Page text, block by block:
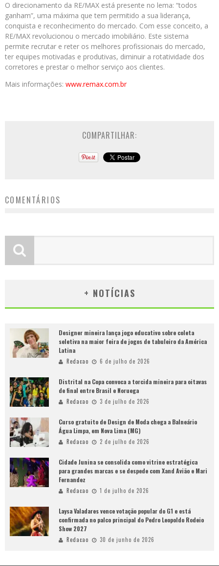
O direcionamento da RE/MAX está presente no lema: “todos
ganham”, uma máxima que tem permitido a sua liderança,
conquista e reconhecimento do mercado. Com esse conceito, a
RE/MAX revolucionou o mercado imobiliário. Este sistema
permite recrutar e reter os melhores profissionais do mercado,
ter equipes motivadas e produtivas, diminuir a rotatividade dos
corretores e prestar o melhor serviço aos clientes.
Mais informações: www.remax.com.br
COMPARTILHAR:
COMENTÁRIOS
+ NOTÍCIAS
Designer mineira lança jogo educativo sobre coleta
seletiva na maior feira de jogos de tabuleiro da América
Latina
Redacao 6 de julho de 2026
Distrital na Copa convoca a torcida mineira para oitavas
de final entre Brasil e Noruega
Redacao 3 de julho de 2026
Curso gratuito de Design de Moda chega a Balneário
Água Limpa, em Nova Lima (MG)
Redacao 2 de julho de 2026
Cidade Junina se consolida como vitrine estratégica
para grandes marcas e se despede com Xand Avião e Mari
Fernandez
Redacao 1 de julho de 2026
Laysa Valadares vence votação popular do G1 e está
confirmada no palco principal do Pedro Leopoldo Rodeio
Show 2027
Redacao 30 de junho de 2026